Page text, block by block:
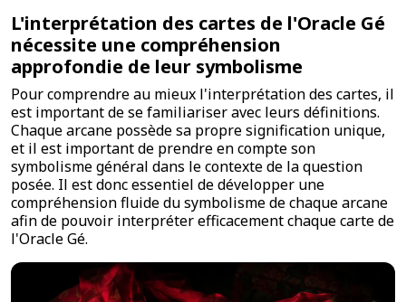
L'interprétation des cartes de l'Oracle Gé
nécessite une compréhension
approfondie de leur symbolisme
Pour comprendre au mieux l'interprétation des cartes, il
est important de se familiariser avec leurs définitions.
Chaque arcane possède sa propre signification unique,
et il est important de prendre en compte son
symbolisme général dans le contexte de la question
posée. Il est donc essentiel de développer une
compréhension fluide du symbolisme de chaque arcane
afin de pouvoir interpréter efficacement chaque carte de
l'Oracle Gé.